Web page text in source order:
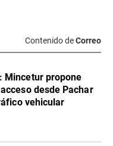
Contenido deCorreo
Mincetur propone
desde Pachar
vehicular